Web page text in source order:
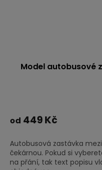
Model autobusové
od 449 Kč
Autobusová zastávka
čekárnou. Pokud si
na přání, tak text popisu